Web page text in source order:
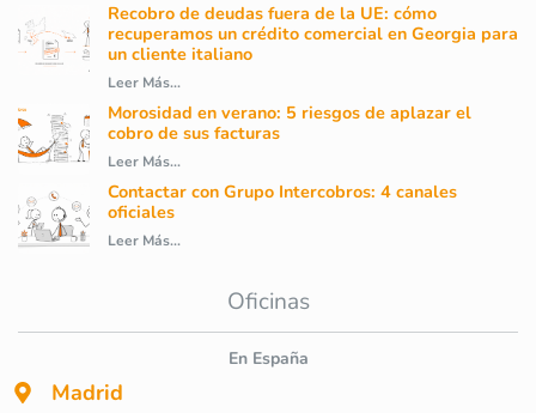
Recobro de deudas fuera de la UE: cómo
recuperamos un crédito comercial en Georgia para
un cliente italiano
Leer Más...
Morosidad en verano: 5 riesgos de aplazar el
cobro de sus facturas
Leer Más...
Contactar con Grupo Intercobros: 4 canales
oficiales
Leer Más...
Oficinas
En España
Madrid